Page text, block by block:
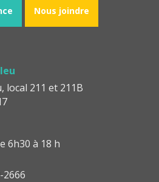
Nous joindre
local 211 et 211B
6h30 à 18 h
2666